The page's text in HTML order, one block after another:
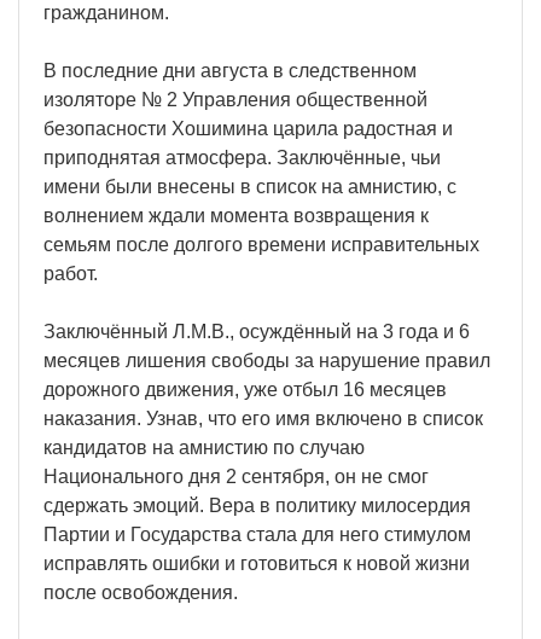
гражданином.
В последние дни августа в следственном
изоляторе № 2 Управления общественной
безопасности Хошимина царила радостная и
приподнятая атмосфера. Заключённые, чьи
имени были внесены в список на амнистию, с
волнением ждали момента возвращения к
семьям после долгого времени исправительных
работ.
Заключённый Л.М.В., осуждённый на 3 года и 6
месяцев лишения свободы за нарушение правил
дорожного движения, уже отбыл 16 месяцев
наказания. Узнав, что его имя включено в список
кандидатов на амнистию по случаю
Национального дня 2 сентября, он не смог
сдержать эмоций. Вера в политику милосердия
Партии и Государства стала для него стимулом
исправлять ошибки и готовиться к новой жизни
после освобождения.